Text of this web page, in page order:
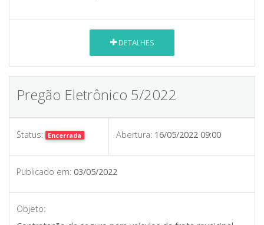
DETALHES
Pregão Eletrônico 5/2022
Status: Encerrada Abertura: 16/05/2022 09:00
Publicado em: 03/05/2022
Objeto: